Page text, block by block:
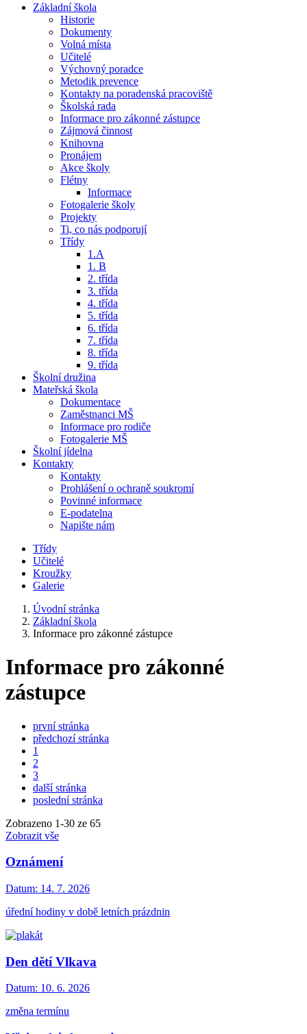
Základní škola
Historie
Dokumenty
Volná místa
Učitelé
Výchovný poradce
Metodik prevence
Kontakty na poradenská pracoviště
Školská rada
Informace pro zákonné zástupce
Zájmová činnost
Knihovna
Pronájem
Akce školy
Flétny
Informace
Fotogalerie školy
Projekty
Ti, co nás podporují
Třídy
1.A
1. B
2. třída
3. třída
4. třída
5. třída
6. třída
7. třída
8. třída
9. třída
Školní družina
Mateřská škola
Dokumentace
Zaměstnanci MŠ
Informace pro rodiče
Fotogalerie MŠ
Školní jídelna
Kontakty
Kontakty
Prohlášení o ochraně soukromí
Povinné informace
E-podatelna
Napište nám
Třídy
Učitelé
Kroužky
Galerie
Úvodní stránka
Základní škola
Informace pro zákonné zástupce
Informace pro zákonné
zástupce
první stránka
předchozí stránka
1
2
3
další stránka
poslední stránka
Zobrazeno 1-30 ze 65
Zobrazit vše
Oznámení
Datum: 14. 7. 2026
úřední hodiny v době letních prázdnin
Den dětí Vlkava
Datum: 10. 6. 2026
změna termínu